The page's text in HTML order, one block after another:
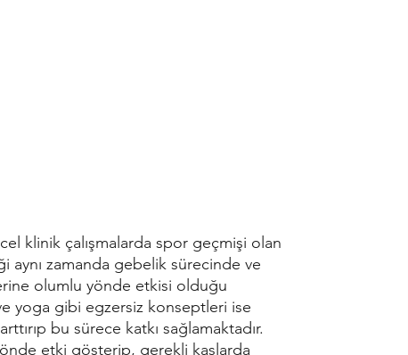
klinik çalışmalarda spor geçmişi olan
aynı zamanda gebelik sürecinde ve
olumlu yönde etkisi olduğu
yoga gibi egzersiz konseptleri ise
bu sürece katkı sağlamaktadır.
etki gösterip, gerekli kaslarda